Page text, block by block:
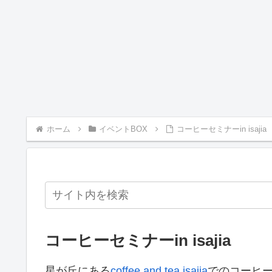
ホーム イベントBOX コーヒーセミナーin isajia
コーヒーセミナーin isajia